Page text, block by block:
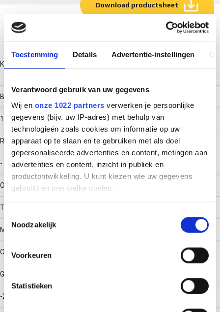
Toestemming Details Advertentie-instellingen
Verantwoord gebruik van uw gegevens
Wij en onze 1022 partners verwerken je persoonlijke
gegevens (bijv. uw IP-adres) met behulp van
technologieën zoals cookies om informatie op uw
apparaat op te slaan en te gebruiken met als doel
gepersonaliseerde advertenties en content, metingen aan
advertenties en content, inzicht in publiek en
productontwikkeling. U kunt kiezen wie uw gegevens
gebruikt en met welke doelen.
Informatie verzamelen over uw geografische locatie,
Uw apparaat identificeren door het actief te scannen
op specifieke eigenschappen (fingerprinting)
verwerkt en stel uw voorkeuren in het
detailgedeelte in.
Noodzakelijk
Voorkeuren
Statistieken
Download productsheet
Technische gegevens
Kleur
Breedte
150
RAL-nummer
-
Oppervlaktebescherming
Thermisch verzinkt (Hot-dip)
Materiaalkwaliteit
Overig
Gebruikstemperatuur
-20 - 120